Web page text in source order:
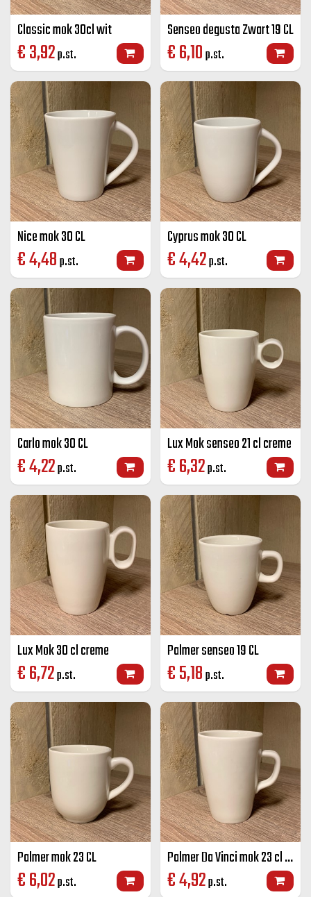
Classic mok 30cl wit
€3,92p.st.
Senseo degusta Zwart 19 CL
€6,10p.st.
Nice mok 30 CL
€4,48p.st.
Cyprus mok 30 CL
€4,42p.st.
Carlo mok 30 CL
€4,22p.st.
Lux Mok senseo 21 cl creme
€6,32p.st.
Lux Mok 30 cl creme
€6,72p.st.
Palmer senseo 19 CL
€5,18p.st.
Palmer mok 23 CL
€6,02p.st.
Palmer Da Vinci mok 23 cl ivoor
€4,92p.st.